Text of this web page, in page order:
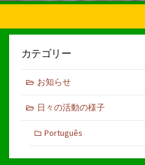
カテゴリー
お知らせ
日々の活動の様子
Português